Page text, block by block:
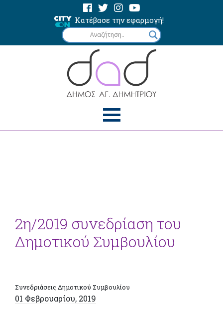
Κατέβασε την εφαρμογή!
2η/2019 συνεδρίαση του
Δημοτικού Συμβουλίου
Συνεδριάσεις Δημοτικού Συμβουλίου
01 Φεβρουαρίου, 2019